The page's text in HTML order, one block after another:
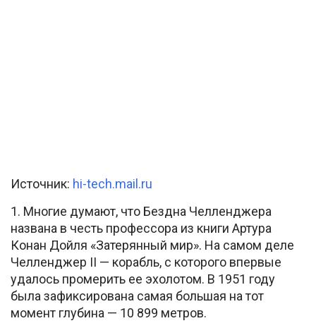
Источник: hi-tech.mail.ru
1. Многие думают, что Бездна Челленджера
названа в честь профессора из книги Артура
Конан Дойля «Затерянный мир». На самом деле
Челленджер II — корабль, с которого впервые
удалось промерить ее эхолотом. В 1951 году
была зафиксирована самая большая на тот
момент глубина — 10 899 метров.